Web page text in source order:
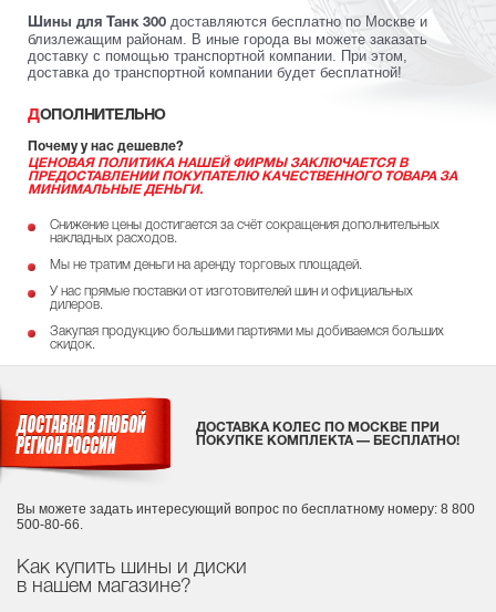
Шины для Танк 300 доставляются бесплатно по Москве и
близлежащим районам. В иные города вы можете заказать
доставку с помощью транспортной компании. При этом,
доставка до транспортной компании будет бесплатной!
ДОПОЛНИТЕЛЬНО
Почему у нас дешевле?
ЦЕНОВАЯ ПОЛИТИКА НАШЕЙ ФИРМЫ ЗАКЛЮЧАЕТСЯ В
ПРЕДОСТАВЛЕНИИ ПОКУПАТЕЛЮ КАЧЕСТВЕННОГО ТОВАРА ЗА
МИНИМАЛЬНЫЕ ДЕНЬГИ.
Снижение цены достигается за счёт сокращения дополнительных
накладных расходов.
Мы не тратим деньги на аренду торговых площадей.
У нас прямые поставки от изготовителей шин и официальных
дилеров.
Закупая продукцию большими партиями мы добиваемся больших
скидок.
Как купить шины и диски
в нашем магазине?
ДОСТАВКА КОЛЕС ПО МОСКВЕ ПРИ
ПОКУПКЕ КОМПЛЕКТА — БЕСПЛАТНО!
Вы можете задать интересующий вопрос по бесплатному номеру: 8 800
500-80-66.